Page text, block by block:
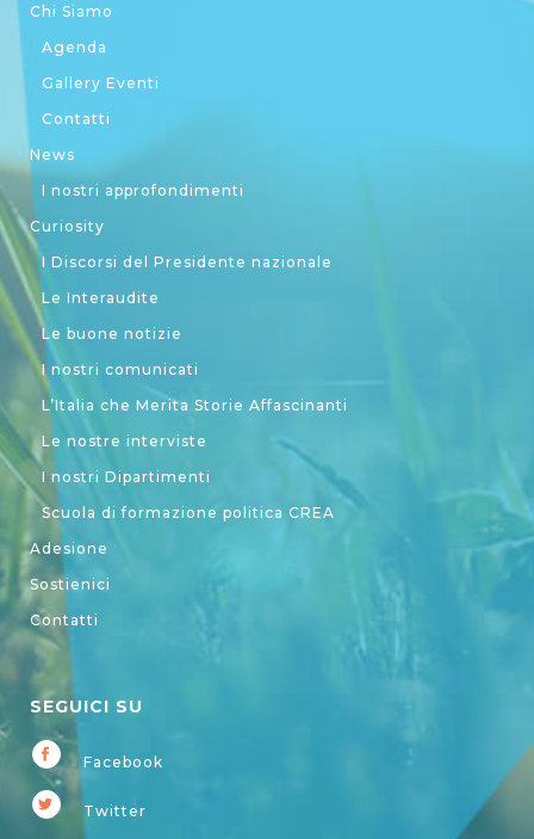
Chi Siamo
Agenda
Gallery Eventi
Contatti
News
I nostri approfondimenti
Curiosity
I Discorsi del Presidente nazionale
Le Interaudite
Le buone notizie
I nostri comunicati
L’Italia che Merita Storie Affascinanti
Le nostre interviste
I nostri Dipartimenti
Scuola di formazione politica CREA
Adesione
Sostienici
Contatti
SEGUICI SU
Facebook
Twitter